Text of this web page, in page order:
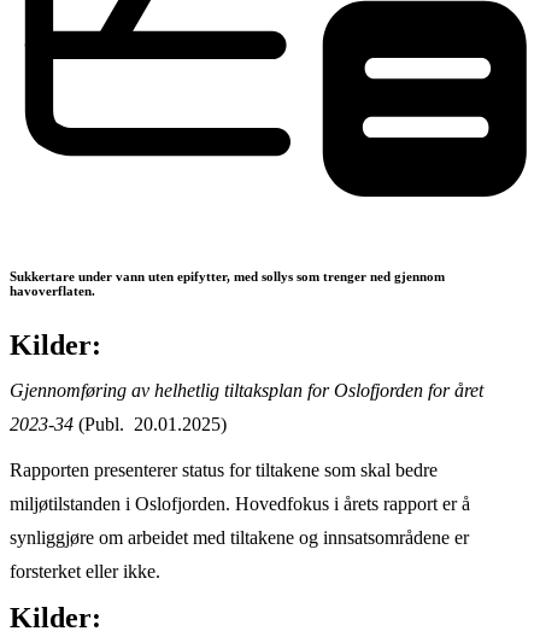
Sukkertare under vann uten epifytter, med sollys som trenger ned gjennom
havoverflaten.
Kilder:
Gjennomføring av helhetlig tiltaksplan for Oslofjorden for året
2023-34 (Publ. 20.01.2025)
Rapporten presenterer status for tiltakene som skal bedre
miljøtilstanden i Oslofjorden. Hovedfokus i årets rapport er å
synliggjøre om arbeidet med tiltakene og innsatsområdene er
forsterket eller ikke.
Kilder: